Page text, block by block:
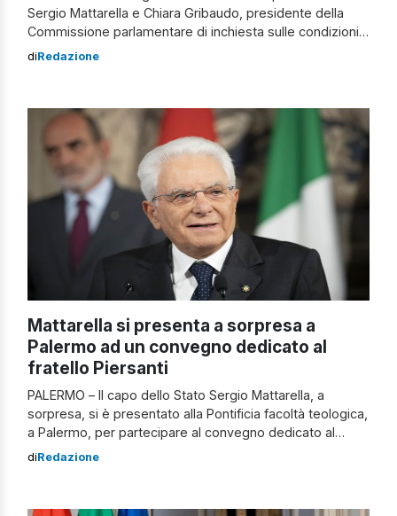
Sergio Mattarella e Chiara Gribaudo, presidente della
Commissione parlamentare di inchiesta sulle condizioni
di lavoro in Italia
diRedazione
Mattarella si presenta a sorpresa a
Palermo ad un convegno dedicato al
fratello Piersanti
PALERMO – Il capo dello Stato Sergio Mattarella, a
sorpresa, si è presentato alla Pontificia facoltà teologica,
a Palermo, per partecipare al convegno dedicato al
fratello: «L’impegno dei cattolici in politica tra crisi dei
presidente, accompagnato dalla figlia Laura, è stato
diRedazione